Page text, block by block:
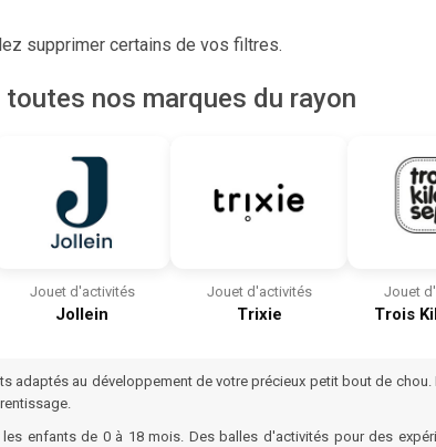
supprimer certains de vos filtres.
toutes nos marques du rayon
Jouet d'activités
Jollein
Jouet d'activités
Trixie
Jouet
Trois
adaptés au développement de votre précieux petit bout de
enfants de 0 à 18 mois. Des balles d'activités pour des